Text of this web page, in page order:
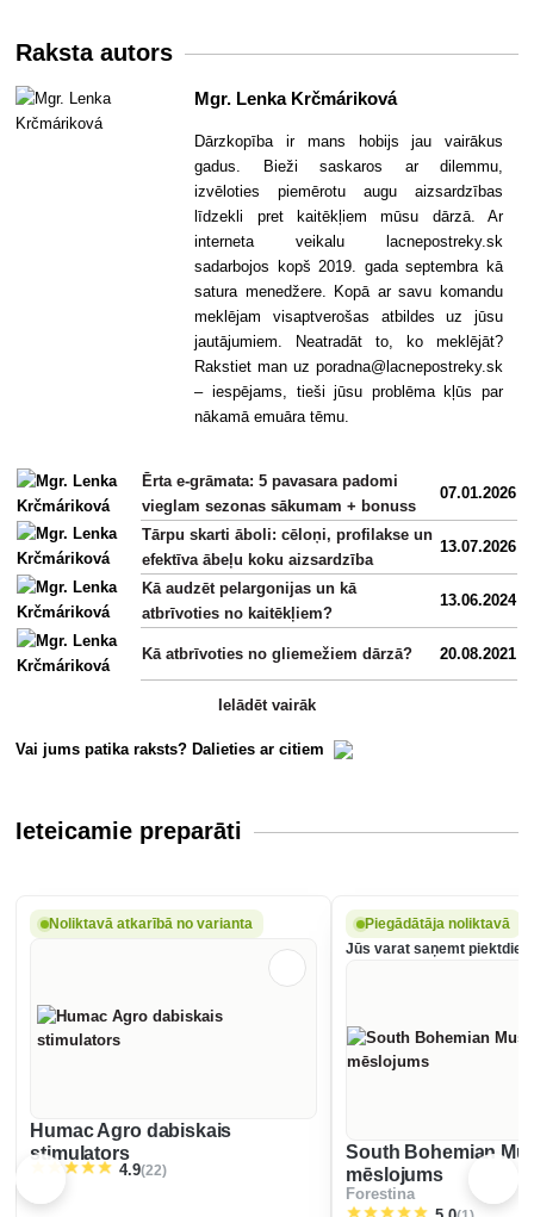
Raksta autors
Mgr. Lenka Krčmáriková
Dārzkopība ir mans hobijs jau vairākus
gadus. Bieži saskaros ar dilemmu,
izvēloties piemērotu augu aizsardzības
līdzekli pret kaitēkļiem mūsu dārzā. Ar
interneta veikalu lacnepostreky.sk
sadarbojos kopš 2019. gada septembra kā
satura menedžere. Kopā ar savu komandu
meklējam visaptverošas atbildes uz jūsu
jautājumiem. Neatradāt to, ko meklējāt?
Rakstiet man uz poradna@lacnepostreky.sk
– iespējams, tieši jūsu problēma kļūs par
nākamā emuāra tēmu.
Ērta e-grāmata: 5 pavasara padomi
vieglam sezonas sākumam + bonuss
07.01.2026
Tārpu skarti āboli: cēloņi, profilakse un
efektīva ābeļu koku aizsardzība
13.07.2026
Kā audzēt pelargonijas un kā
atbrīvoties no kaitēkļiem?
13.06.2024
Kā atbrīvoties no gliemežiem dārzā? 20.08.2021
Ielādēt vairāk
Vai jums patika raksts? Dalieties ar citiem
Ieteicamie preparāti
Noliktavā atkarībā no varianta
Humac Agro dabiskais
stimulators
4.9(22)
Piegādātāja noliktavā
Jūs varat saņemt
South Bohemian
mēslojums
Forestina